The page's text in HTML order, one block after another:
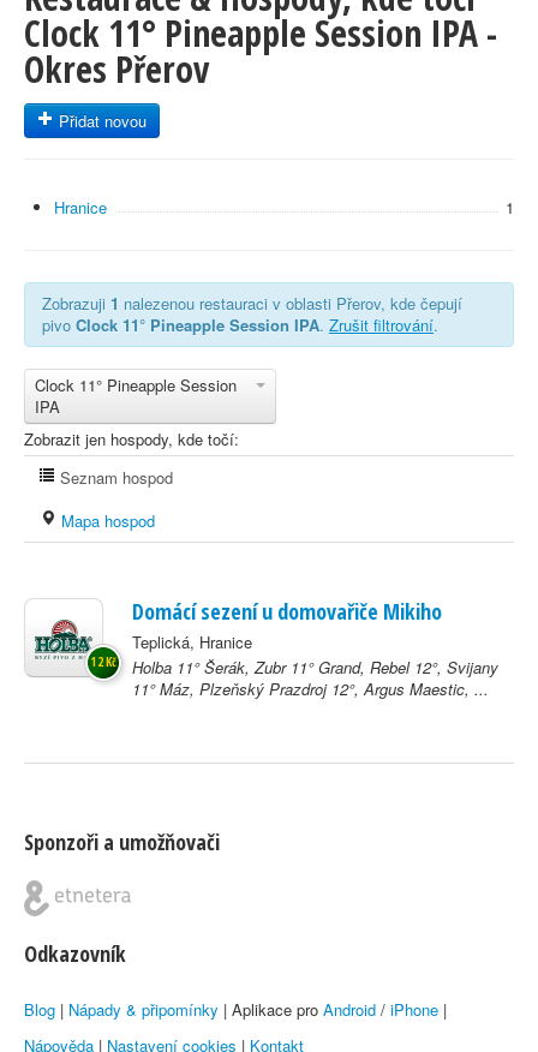
Clock 11° Pineapple Session IPA -
Okres Přerov
Přidat novou
Hranice 1
Zobrazuji 1 nalezenou restauraci v oblasti Přerov, kde čepují
pivo Clock 11° Pineapple Session IPA. Zrušit filtrování.
Clock 11° Pineapple Session
IPA
Zobrazit jen hospody, kde točí:
Seznam hospod
Mapa hospod
Domácí sezení u domovařiče Mikiho
Teplická, Hranice
Holba 11° Šerák, Zubr 11° Grand, Rebel 12°, Svijany
11° Máz, Plzeňský Prazdroj 12°, Argus Maestic, ...
12 Kč
Sponzoři a umožňovači
Odkazovník
Blog | Nápady & připomínky | Aplikace pro Android / iPhone |
Nápověda | Nastavení cookies | Kontakt